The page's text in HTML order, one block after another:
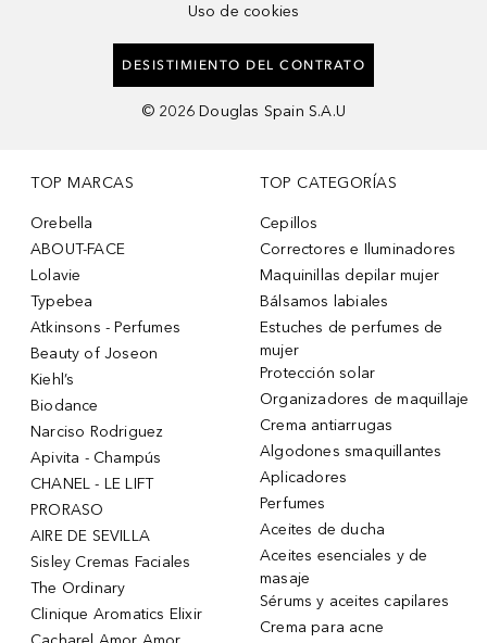
Uso de cookies
DESISTIMIENTO DEL CONTRATO
© 2026 Douglas Spain S.A.U
TOP MARCAS
Orebella
ABOUT-FACE
Lolavie
Typebea
Atkinsons - Perfumes
Beauty of Joseon
Kiehl’s
Biodance
Narciso Rodriguez
Apivita - Champús
CHANEL - LE LIFT
PRORASO
AIRE DE SEVILLA
Sisley Cremas Faciales
The Ordinary
Clinique Aromatics Elixir
TOP CATEGORÍAS
Cepillos
Correctores e Iluminadores
Maquinillas depilar mujer
Bálsamos labiales
Estuches de perfumes de
mujer
Protección solar
Organizadores de maquillaje
Crema antiarrugas
Algodones smaquillantes
Aplicadores
Perfumes
Aceites de ducha
Aceites esenciales y de
masaje
Sérums y aceites capilares
Crema para acne